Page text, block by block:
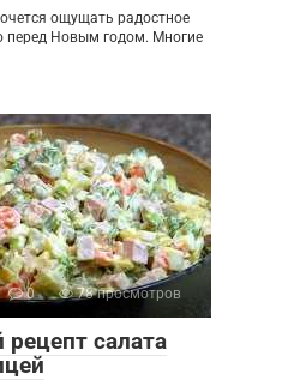
ощущать радостное
перед Новым годом. Многие
0 78 просмотров
рецепт салата